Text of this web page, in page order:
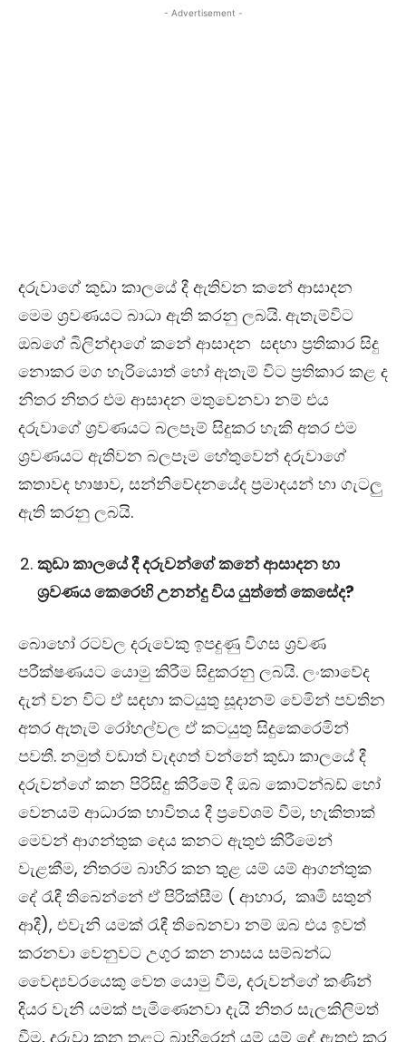
- Advertisement -
දරුවාගේ කුඩා කාලයේ දී ඇතිවන කනේ ආසාදන
මෙම ශ්‍රවණයට බාධා ඇති කරනු ලබයි. ඇතැම්විට
ඔබගේ බිලින්දාගේ කනේ ආසාදන සඳහා ප්‍රතිකාර සිදු
නොකර මග හැරියොත් හෝ ඇතැම් විට ප්‍රතිකාර කළ ද
නිතර නිතර එම ආසාදන මතුවෙනවා නම් එය
දරුවාගේ ශ්‍රවණයට බලපෑම් සිදුකර හැකි අතර එම
ශ්‍රවණයට ඇතිවන බලපෑම හේතුවෙන් දරුවාගේ
කතාවද භාෂාව, සන්නිවේදනයේද ප්‍රමාදයන් හා ගැටලු
ඇති කරනු ලබයි.
කුඩා කාලයේ දී දරුවන්ගේ කනේ ආසාදන හා
ශ්‍රවණය කෙරෙහි උනන්දු විය යුත්තේ කෙසේද?
බොහෝ රටවල දරුවෙකු ඉපදුණු විගස ශ්‍රවණ
පරීක්ෂණයට යොමු කිරීම සිදුකරනු ලබයි. ලංකාවේද
දැන් වන විට ඒ සඳහා කටයුතු සූදානම් වෙමින් පවතින
අතර ඇතැම් රෝහල්වල ඒ කටයුතු සිදුකෙරෙමින්
පවතී. නමුත් වඩාත් වැදගත් වන්නේ කුඩා කාලයේ දී
දරුවන්ගේ කන පිරිසිදු කිරීමේ දී ඔබ කොට්න්බඩ් හෝ
වෙනයම් ආධාරක භාවිතය දී ප්‍රවේශම් වීම, හැකිතාක්
මෙවන් ආගන්තුක දෙය කනට ඇතුළු කිරීමෙන්
වැළකීම, නිතරම බාහිර කන තුළ යම් යම් ආගන්තුක
දේ රැඳී තිබෙන්නේ ඒ පිරික්සීම ( ආහාර, කෘමි සතුන්
ආදී), එවැනි යමක් රැඳී තිබෙනවා නම් ඔබ එය ඉවත්
කරනවා වෙනුවට උගුර කන නාසය සම්බන්ධ
වෛද්‍යවරයෙකු වෙත යොමු වීම, දරුවන්ගේ කණින්
දියර වැනි යමක් පැමිණෙනවා දැයි නිතර සැලකිලිමත්
වීම, දරුවා කන තුළට බාහිරෙන් යම් යම් දේ ඇතුළු කර